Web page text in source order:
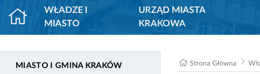
WŁADZE I
MIASTO
URZĄD MIASTA
KRAKOWA
MIASTO I GMINA KRAKÓW Strona Główna